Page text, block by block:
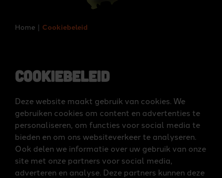
Home Cookiebeleid
Cookiebeleid
Deze website maakt gebruik van cookies. We
gebruiken cookies om content en advertenties te
personaliseren, om functies voor social media te
bieden en om ons websiteverkeer te analyseren.
Ook delen we informatie over uw gebruik van onze
site met onze partners voor social media,
adverteren en analyse. Deze partners kunnen deze